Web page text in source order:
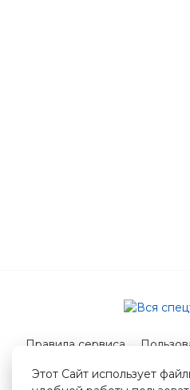
Этот Сайт использует
Правила сервиса